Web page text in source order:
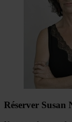
Réserver Susan